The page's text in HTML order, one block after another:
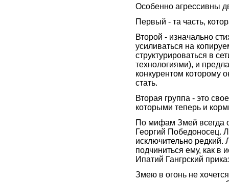
Особенно агрессивны
Первый - та часть,
Второй - изначально
усиливаться на
структурироваться в
технологиями), и
конкурентом которому
стать.
Вторая группа - это
которыми теперь и
По мифам Змей всегда
Георгий Победоносец.
исключительно редкий.
подчиниться ему, как в
Ипатий Гангрский
Змею в огонь не